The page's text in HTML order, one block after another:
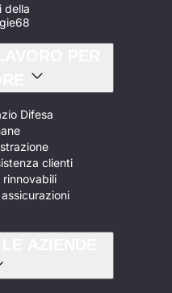
della
Difesa
clienti
rinnovabili